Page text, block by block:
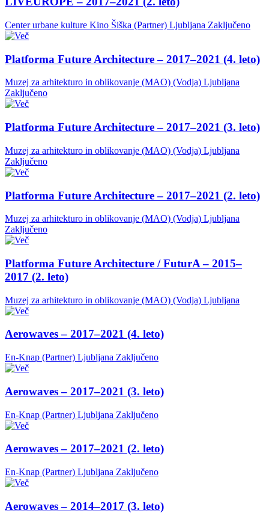
Center urbane kulture Kino Šiška (Partner) Ljubljana Zaključeno
Platforma Future Architecture – 2017–2021 (4. leto)
Muzej za arhitekturo in oblikovanje (MAO) (Vodja) Ljubljana
Zaključeno
Platforma Future Architecture – 2017–2021 (3. leto)
Muzej za arhitekturo in oblikovanje (MAO) (Vodja) Ljubljana
Zaključeno
Platforma Future Architecture – 2017–2021 (2. leto)
Muzej za arhitekturo in oblikovanje (MAO) (Vodja) Ljubljana
Zaključeno
Platforma Future Architecture / FuturA – 2015–
2017 (2. leto)
Muzej za arhitekturo in oblikovanje (MAO) (Vodja) Ljubljana
Aerowaves – 2017–2021 (4. leto)
En-Knap (Partner) Ljubljana Zaključeno
Aerowaves – 2017–2021 (3. leto)
En-Knap (Partner) Ljubljana Zaključeno
Aerowaves – 2017–2021 (2. leto)
En-Knap (Partner) Ljubljana Zaključeno
Aerowaves – 2014–2017 (3. leto)